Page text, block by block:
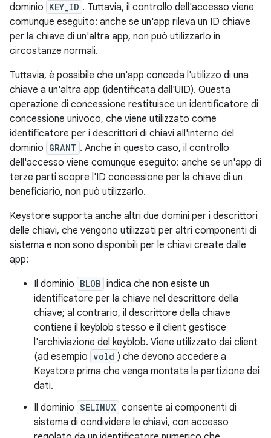
dominio KEY_ID . Tuttavia, il controllo dell'accesso viene
comunque eseguito: anche se un'app rileva un ID chiave
per la chiave di un'altra app, non può utilizzarlo in
circostanze normali.
Tuttavia, è possibile che un'app conceda l'utilizzo di una
chiave a un'altra app (identificata dall'UID). Questa
operazione di concessione restituisce un identificatore di
concessione univoco, che viene utilizzato come
identificatore per i descrittori di chiavi all'interno del
dominio GRANT . Anche in questo caso, il controllo
dell'accesso viene comunque eseguito: anche se un'app di
terze parti scopre l'ID concessione per la chiave di un
beneficiario, non può utilizzarlo.
Keystore supporta anche altri due domini per i descrittori
delle chiavi, che vengono utilizzati per altri componenti di
sistema e non sono disponibili per le chiavi create dalle
app:
Il dominio BLOB indica che non esiste un
identificatore per la chiave nel descrittore della
chiave; al contrario, il descrittore della chiave
contiene il keyblob stesso e il client gestisce
l'archiviazione del keyblob. Viene utilizzato dai client
(ad esempio vold ) che devono accedere a
Keystore prima che venga montata la partizione dei
dati.
Il dominio SELINUX consente ai componenti di
sistema di condividere le chiavi, con accesso